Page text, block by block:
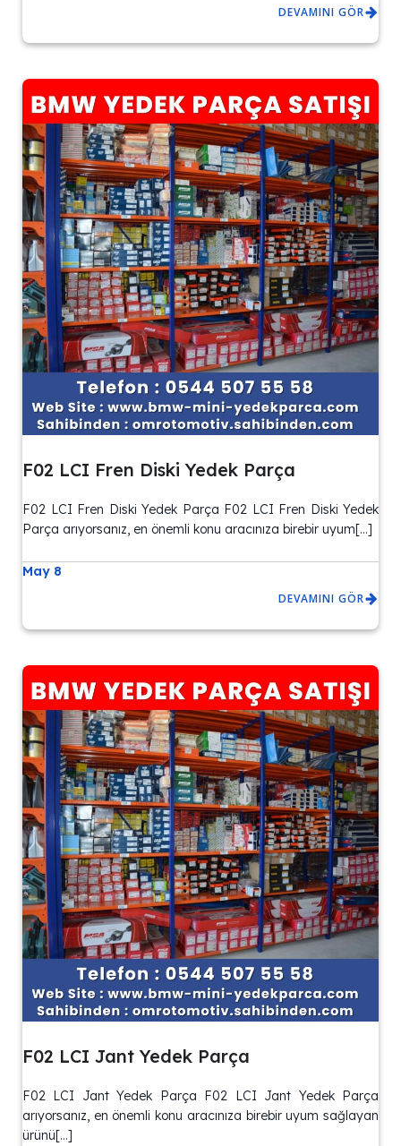
DEVAMINI GÖR
F02 LCI Fren Diski Yedek Parça
F02 LCI Fren Diski Yedek Parça F02 LCI Fren Diski Yedek
Parça arıyorsanız, en önemli konu aracınıza birebir uyum[…]
May 8
DEVAMINI GÖR
F02 LCI Jant Yedek Parça
F02 LCI Jant Yedek Parça F02 LCI Jant Yedek Parça
arıyorsanız, en önemli konu aracınıza birebir uyum sağlayan
ürünü[…]